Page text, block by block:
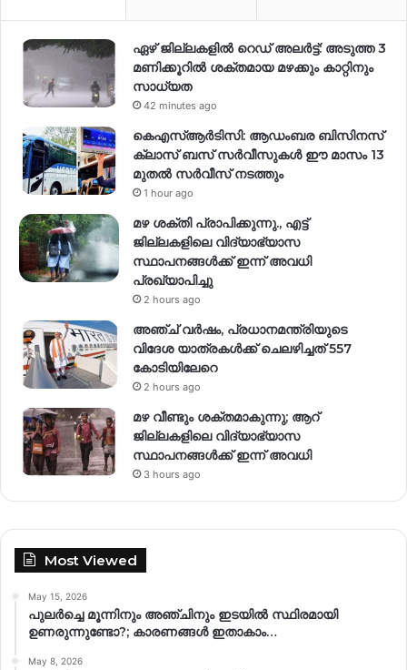
ഏഴ് ജില്ലകളില്‍ റെഡ് അലര്‍ട്ട്: അടുത്ത 3
മണിക്കൂറിൽ ശക്തമായ മഴക്കും കാറ്റിനും
സാധ്യത
42 minutes ago
കെഎസ്ആർടിസി: ആഡംബര ബിസിനസ്
ക്ലാസ് ബസ് സർവീസുകൾ ഈ മാസം 13
മുതൽ സർവീസ് നടത്തും
1 hour ago
മഴ ശക്തി പ്രാപിക്കുന്നു., എട്ട്
ജില്ലകളിലെ വിദ്യാഭ്യാസ
സ്ഥാപനങ്ങള്‍ക്ക് ഇന്ന് അവധി
പ്രഖ്യാപിച്ചു
2 hours ago
അഞ്ച് വര്‍ഷം, പ്രധാനമന്ത്രിയുടെ
വിദേശ യാത്രകള്‍ക്ക് ചെലഴിച്ചത് 557
കോടിയിലേറെ
2 hours ago
മഴ വീണ്ടും ശക്തമാകുന്നു; ആറ്
ജില്ലകളിലെ വിദ്യാഭ്യാസ
സ്ഥാപനങ്ങള്‍ക്ക് ഇന്ന് അവധി
3 hours ago
Most Viewed
May 15, 2026
പുലർച്ചെ മൂന്നിനും അഞ്ചിനും ഇടയിൽ സ്ഥിരമായി
ഉണരുന്നുണ്ടോ?; കാരണങ്ങള്‍ ഇതാകാം…
May 8, 2026